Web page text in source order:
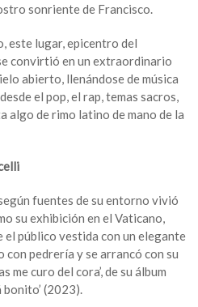
sonriente de Francisco.
este lugar, epicentro del
convirtió en un extraordinario
abierto, llenándose de música
el pop, el rap, temas sacros,
algo de rimo latino de mano de la
fuentes de su entorno vivió
su exhibición en el Vaticano,
el público vestida con un elegante
con pedrería y se arrancó con su
me curo del cora’, de su álbum
bonito’ (2023).